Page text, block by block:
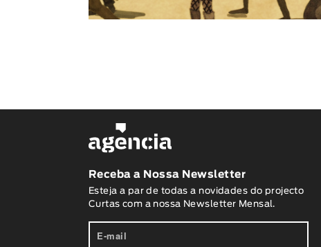
Receba a Nossa Newsletter
Esteja a par de todas a novidades do projecto
Curtas com a nossa Newsletter Mensal.